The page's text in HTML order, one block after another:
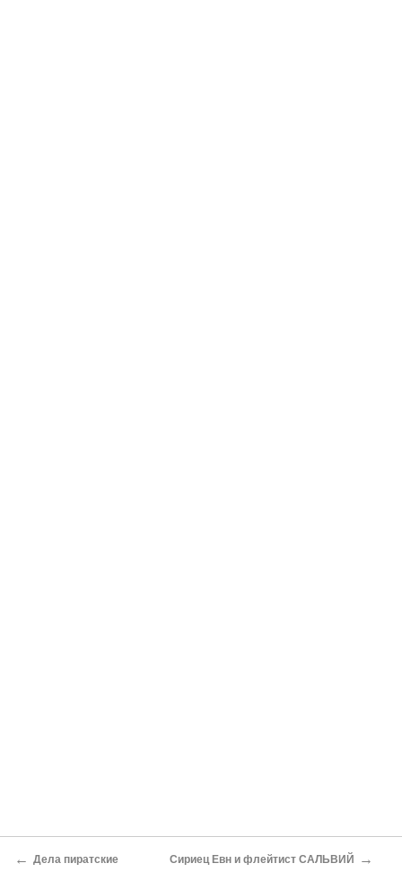
← Дела пиратские Сириец Евн и флейтист САЛЬВИЙ →